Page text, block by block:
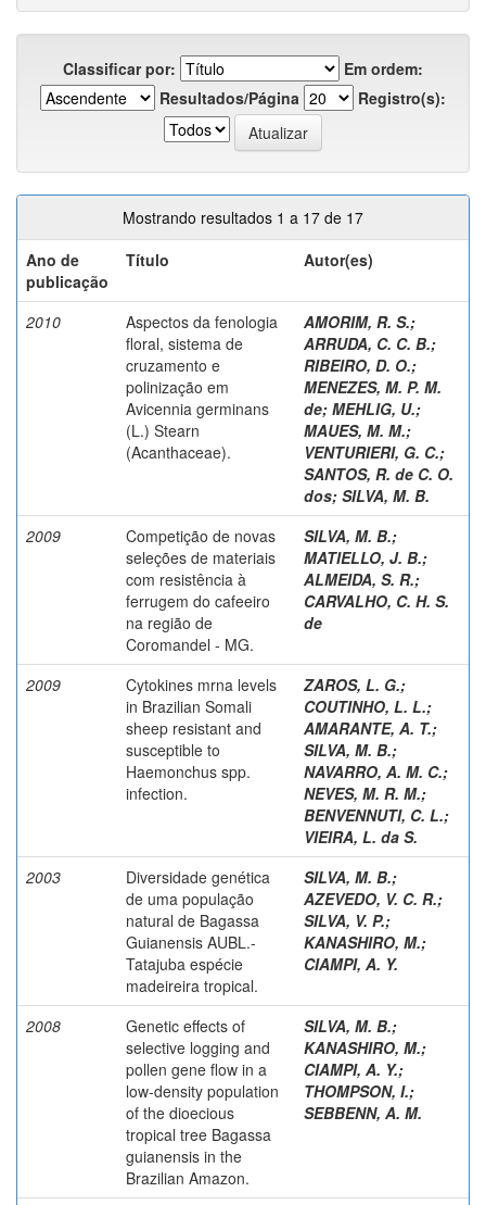
Classificar por:
Em ordem:
Resultados/Página
Registro(s):
Mostrando resultados 1 a 17 de 17
Ano de
publicação
Título Autor(es)
2010
Aspectos da fenologia
floral, sistema de
cruzamento e
polinização em
Avicennia germinans
(L.) Stearn
(Acanthaceae).
AMORIM, R. S.;
ARRUDA, C. C. B.;
RIBEIRO, D. O.;
MENEZES, M. P. M.
de; MEHLIG, U.;
MAUES, M. M.;
VENTURIERI, G. C.;
SANTOS, R. de C. O.
dos; SILVA, M. B.
2009
Competição de novas
seleções de materiais
com resistência à
ferrugem do cafeeiro
na região de
Coromandel - MG.
SILVA, M. B.;
MATIELLO, J. B.;
ALMEIDA, S. R.;
CARVALHO, C. H. S.
de
2009
Cytokines mrna levels
in Brazilian Somali
sheep resistant and
susceptible to
Haemonchus spp.
infection.
ZAROS, L. G.;
COUTINHO, L. L.;
AMARANTE, A. T.;
SILVA, M. B.;
NAVARRO, A. M. C.;
NEVES, M. R. M.;
BENVENNUTI, C. L.;
VIEIRA, L. da S.
2003
Diversidade genética
de uma população
natural de Bagassa
Guianensis AUBL.-
Tatajuba espécie
madeireira tropical.
SILVA, M. B.;
AZEVEDO, V. C. R.;
SILVA, V. P.;
KANASHIRO, M.;
CIAMPI, A. Y.
2008
Genetic effects of
selective logging and
pollen gene flow in a
low-density population
of the dioecious
tropical tree Bagassa
guianensis in the
Brazilian Amazon.
SILVA, M. B.;
KANASHIRO, M.;
CIAMPI, A. Y.;
THOMPSON, I.;
SEBBENN, A. M.